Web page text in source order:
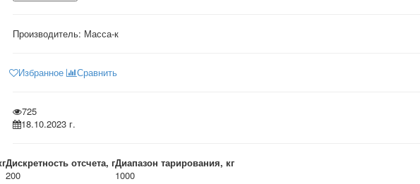
Производитель: Масса-к
Избранное Сравнить
725
18.10.2023 г.
Дискретность отсчета, гДиапазон тарирования, кг
200
1000